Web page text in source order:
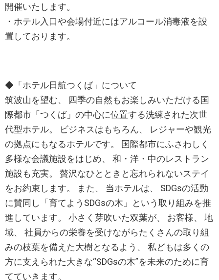
開催いたします。
・ホテル入口や会場付近にはアルコール消毒液を設
置しております。
◆「ホテル日航つくば」について
筑波山を望む、 四季の自然もお楽しみいただける国
際都市「つくば」の中心に位置する洗練された次世
代型ホテル。 ビジネスはもちろん、 レジャーや観光
の拠点にもなるホテルです。 国際都市にふさわしく
多様な会議施設をはじめ、 和・洋・中のレストラン
施設も充実。 贅沢なひとときと忘れられないステイ
をお約束します。 また、 当ホテルは、 SDGsの活動
に賛同し「育てようSDGsの木」という取り組みを推
進しています。 小さく芽吹いた双葉が、 お客様、 地
域、 社員からの栄養を受けながらたくさんの取り組
みの枝葉を備えた大樹となるよう、 私どもは多くの
方に支えられた大きな“SDGsの木”を未来のために育
てていきます。